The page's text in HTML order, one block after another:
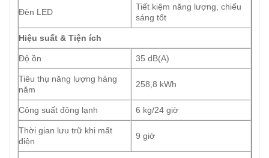
Đèn LED
Tiết kiệm năng lượng, chiếu
sáng tốt
Hiệu suất & Tiện ích
Độ ồn 35 dB(A)
Tiêu thụ năng lượng hàng
năm
258,8 kWh
Công suất đông lạnh 6 kg/24 giờ
Thời gian lưu trữ khi mất
điện
9 giờ